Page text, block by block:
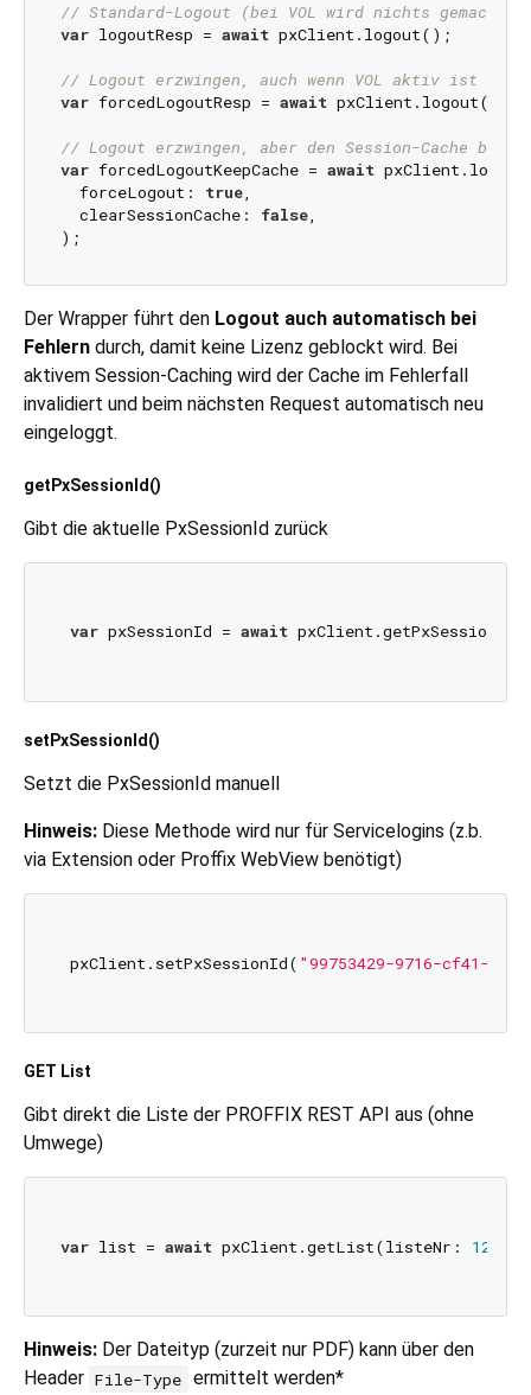
// Standard-Logout (bei VOL wird nichts gemacht)
var logoutResp = await pxClient.logout();
// Logout erzwingen, auch wenn VOL aktiv ist
var forcedLogoutResp = await
// Logout erzwingen, aber den Session-Cache
var forcedLogoutKeepCache = await
  forceLogout:
true,
  clearSessionCache:
false,
Der Wrapper führt den Logout auch automatisch bei
Fehlern durch, damit keine Lizenz geblockt wird. Bei
aktivem Session-Caching wird der Cache im Fehlerfall
invalidiert und beim nächsten Request automatisch neu
eingeloggt.
getPxSessionId()
Gibt die aktuelle PxSessionId zurück
var pxSessionId = await
setPxSessionId()
Setzt die PxSessionId manuell
Hinweis: Diese Methode wird nur für Servicelogins (z.b.
via Extension oder Proffix WebView benötigt)
pxClient.setPxSessionId( "99753429-9716-cf41-
GET List
Gibt direkt die Liste der PROFFIX REST API aus (ohne
Umwege)
var list = await pxClient.getList(listeNr: 1232
Hinweis: Der Dateityp (zurzeit nur PDF) kann über den
Header File-Type ermittelt werden*